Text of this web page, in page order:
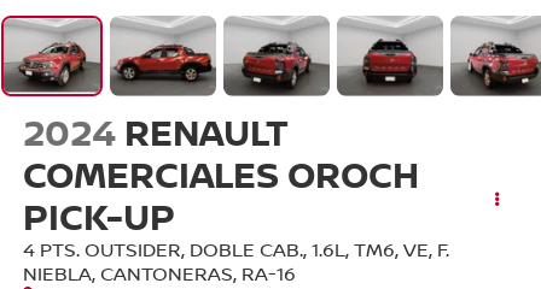
2024 RENAULT
COMERCIALES OROCH
PICK-UP
4 PTS. OUTSIDER, DOBLE CAB., 1.6L, TM6, VE, F.
NIEBLA, CANTONERAS, RA-16